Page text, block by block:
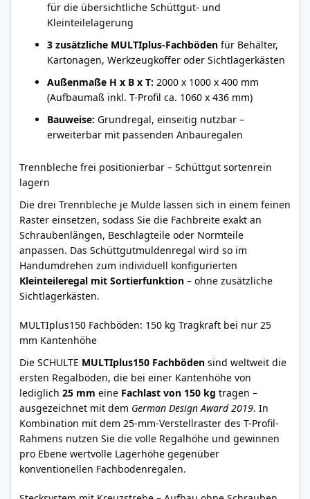
für die übersichtliche Schüttgut- und
Kleinteilelagerung
3 zusätzliche MULTIplus-Fachböden für Behälter,
Kartonagen, Werkzeugkoffer oder Sichtlagerkästen
Außenmaße H x B x T: 2000 x 1000 x 400 mm
(Aufbaumaß inkl. T-Profil ca. 1060 x 436 mm)
Bauweise: Grundregal, einseitig nutzbar –
erweiterbar mit passenden Anbauregalen
Trennbleche frei positionierbar – Schüttgut sortenrein
lagern
Die drei Trennbleche je Mulde lassen sich in einem feinen
Raster einsetzen, sodass Sie die Fachbreite exakt an
Schraubenlängen, Beschlagteile oder Normteile
anpassen. Das Schüttgutmuldenregal wird so im
Handumdrehen zum individuell konfigurierten
Kleinteileregal mit Sortierfunktion – ohne zusätzliche
Sichtlagerkästen.
MULTIplus150 Fachböden: 150 kg Tragkraft bei nur 25
mm Kantenhöhe
Die SCHULTE MULTIplus150 Fachböden sind weltweit die
ersten Regalböden, die bei einer Kantenhöhe von
lediglich 25 mm eine Fachlast von 150 kg tragen –
ausgezeichnet mit dem German Design Award 2019. In
Kombination mit dem 25-mm-Verstellraster des T-Profil-
Rahmens nutzen Sie die volle Regalhöhe und gewinnen
pro Ebene wertvolle Lagerhöhe gegenüber
konventionellen Fachbodenregalen.